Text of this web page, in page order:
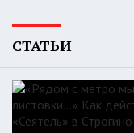
СТАТЬИ